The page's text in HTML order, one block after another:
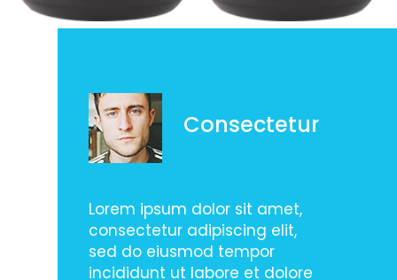
Consectetur
Lorem ipsum dolor sit amet,
consectetur adipiscing elit,
sed do eiusmod tempor
incididunt ut labore et dolore